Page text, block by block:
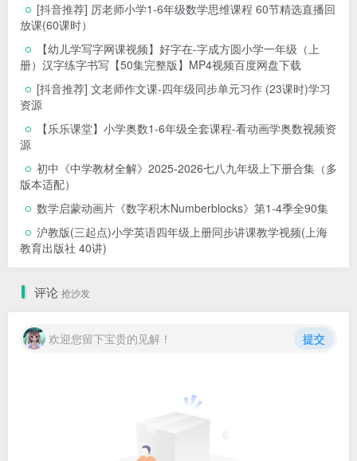
[抖音推荐] 厉老师小学1-6年级数学思维课程 60节精选直播回
放课(60课时）
【幼儿学写字网课视频】好字在-字成方圆小学一年级（上
册）汉字练字书写【50集完整版】MP4视频百度网盘下载
[抖音推荐] 文老师作文课-四年级同步单元习作 (23课时)学习
资源
【乐乐课堂】小学奥数1-6年级全套课程-看动画学奥数视频资
源
初中《中学教材全解》2025-2026七八九年级上下册合集（多
版本适配）
数学启蒙动画片《数字积木Numberblocks》第1-4季全90集
沪教版(三起点)小学英语四年级上册同步讲课教学视频(上海
教育出版社 40讲)
评论 抢沙发
欢迎您留下宝贵的见解！ 提交